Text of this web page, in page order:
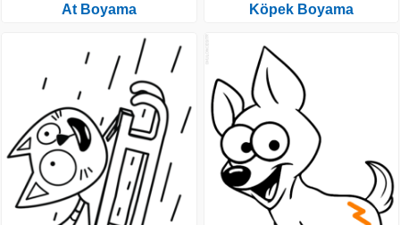
At Boyama Köpek Boyama